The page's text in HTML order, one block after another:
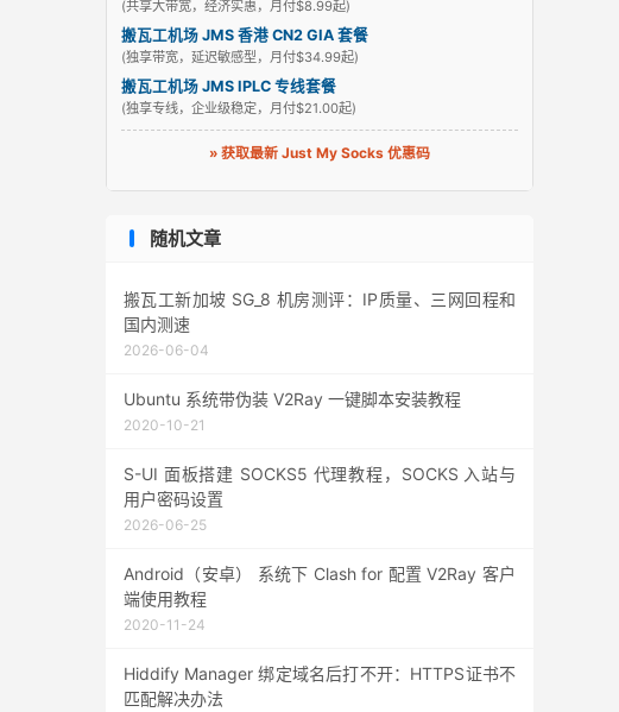
(共享大带宽，经济实惠，月付$8.99起)
搬瓦工机场 JMS 香港 CN2 GIA 套餐
(独享带宽，延迟敏感型，月付$34.99起)
搬瓦工机场 JMS IPLC 专线套餐
(独享专线，企业级稳定，月付$21.00起)
» 获取最新 Just My Socks 优惠码
随机文章
搬瓦工新加坡 SG_8 机房测评：IP质量、三网回程和
国内测速
2026-06-04
Ubuntu 系统带伪装 V2Ray 一键脚本安装教程
2020-10-21
S-UI 面板搭建 SOCKS5 代理教程，SOCKS 入站与
用户密码设置
2026-06-25
Android（安卓） 系统下 Clash for 配置 V2Ray 客户
端使用教程
2020-11-24
Hiddify Manager 绑定域名后打不开：HTTPS证书不
匹配解决办法